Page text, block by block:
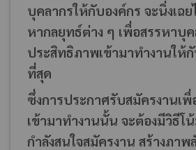
บุคลากรให้กับองค์กร จะนิ่งเฉ
หากลยุทธ์ต่าง ๆ เพื่อสรรหาบุ
ประสิทธิภาพเข้ามาทำงานให้
ที่สุด
ซึ่งการประกาศรับสมัครงานเ
เข้ามาทำงานนั้น จะต้องมีวิธีโ
กำลังสนใจสมัครงาน สร้างภา